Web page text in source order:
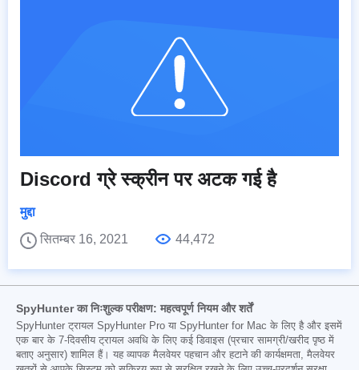
Discord ग्रे स्क्रीन पर अटक गई है
मुद्दा
सितम्बर 16, 2021
44,472
SpyHunter का निःशुल्क परीक्षण: महत्वपूर्ण नियम और शर्तें
SpyHunter ट्रायल SpyHunter Pro या SpyHunter for Mac के लिए है और इसमें
एक बार के 7-दिवसीय ट्रायल अवधि के लिए कई डिवाइस (प्रचार सामग्री/खरीद पृष्ठ में
बताए अनुसार) शामिल हैं। यह व्यापक मैलवेयर पहचान और हटाने की कार्यक्षमता, मैलवेयर